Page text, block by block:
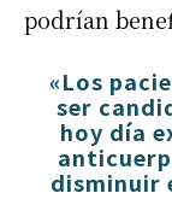
podrían
«Los
ser
hoy día
disminuir